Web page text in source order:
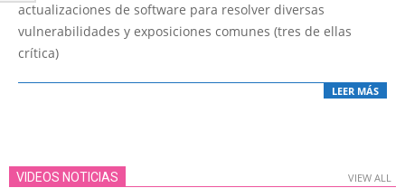
actualizaciones de software para resolver diversas
vulnerabilidades y exposiciones comunes (tres de ellas
crítica)
LEER MÁS
VIDEOS NOTICIAS VIEW ALL